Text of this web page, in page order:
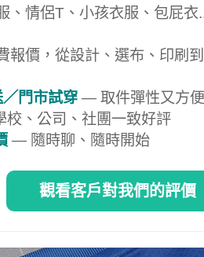
、情侶T、小孩衣服、包屁
報價，從設計、選布、印刷
門市試穿 — 取件彈性又方
、公司、社團一致好評
— 隨時聊、隨時開始
觀看客戶對我們的評價